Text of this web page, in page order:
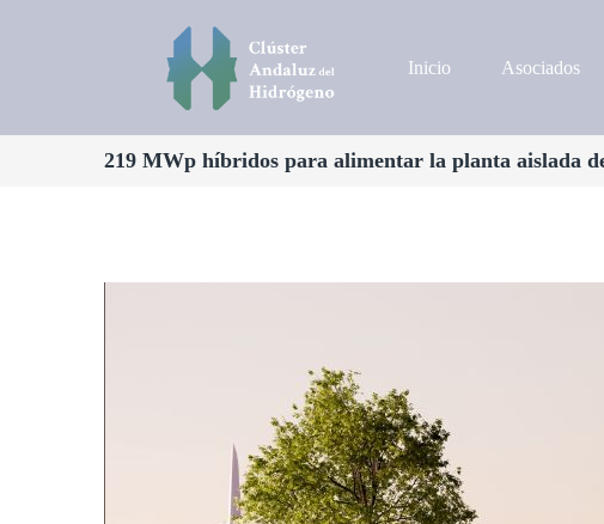
Inicio Asociados
219 MWp híbridos para alimentar la planta aislada